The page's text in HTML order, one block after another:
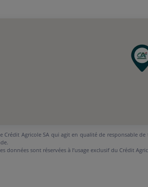
Crédit Agricole SA qui agit en qualité de responsable
données sont réservées à l’usage exclusif du Crédit